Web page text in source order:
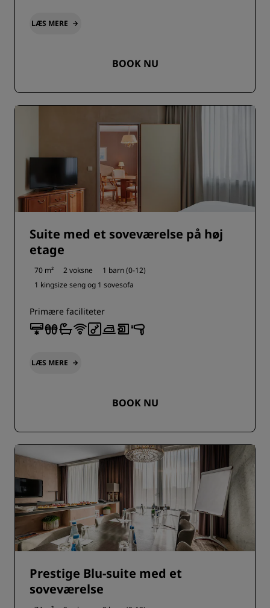
LÆS MERE
BOOK NU
Suite med et soveværelse på høj
etage
70 m² 2 voksne
1 barn (0-12)
1 kingsize seng og 1 sovesofa
Primære faciliteter
LÆS MERE
BOOK NU
Prestige Blu-suite med et
soveværelse